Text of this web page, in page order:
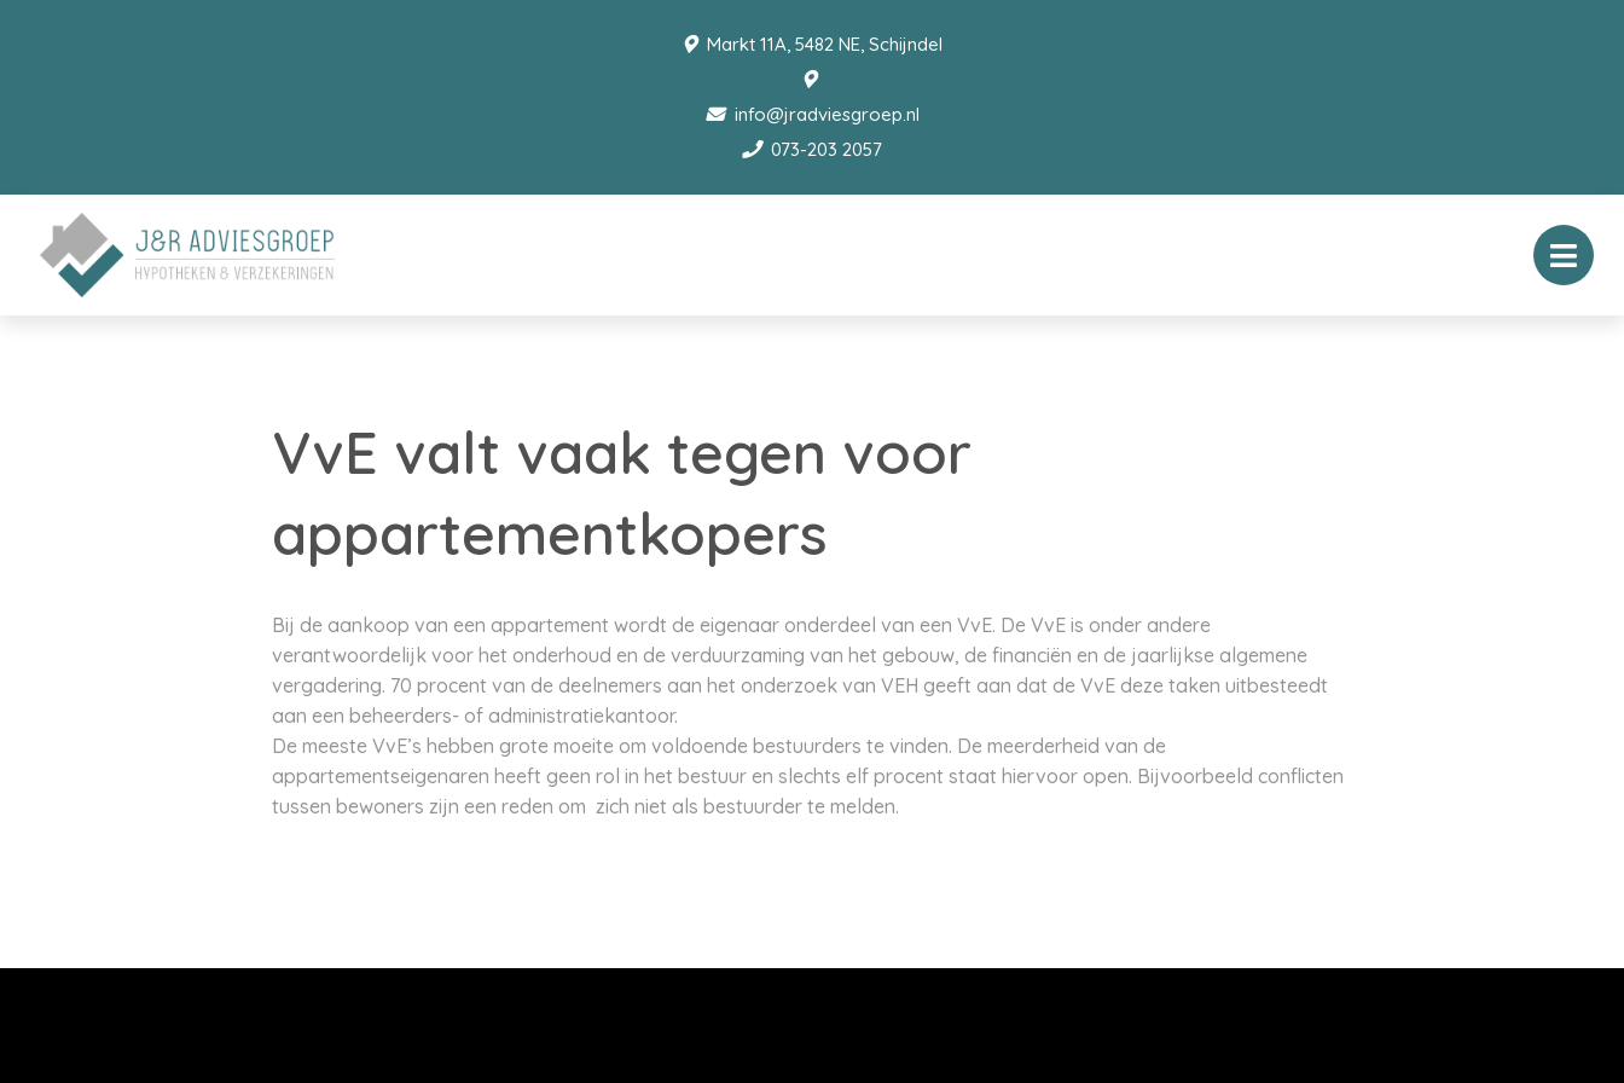
Markt 11A, 5482 NE, Schijndel
info@jradviesgroep.nl
073-203 2057
VvE valt vaak tegen voor
appartementkopers
Bij de aankoop van een appartement wordt de eigenaar onderdeel van een VvE. De VvE is onder andere
verantwoordelijk voor het onderhoud en de verduurzaming van het gebouw, de financiën en de jaarlijkse algemene
vergadering. 70 procent van de deelnemers aan het onderzoek van VEH geeft aan dat de VvE deze taken uitbesteedt
aan een beheerders- of administratiekantoor.
De meeste VvE’s hebben grote moeite om voldoende bestuurders te vinden. De meerderheid van de
appartementseigenaren heeft geen rol in het bestuur en slechts elf procent staat hiervoor open. Bijvoorbeeld conflicten
tussen bewoners zijn een reden om zich niet als bestuurder te melden.